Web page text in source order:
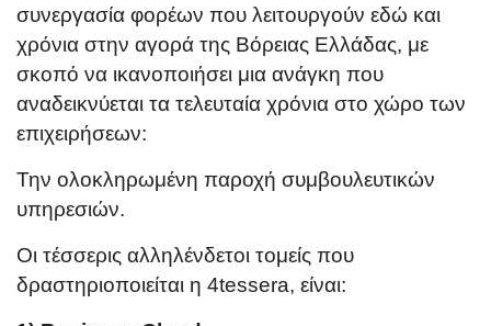
συνεργασία φορέων που λειτουργούν εδώ και
χρόνια στην αγορά της Βόρειας Ελλάδας, με
σκοπό να ικανοποιήσει μια ανάγκη που
αναδεικνύεται τα τελευταία χρόνια στο χώρο των
επιχειρήσεων:
Την ολοκληρωμένη παροχή συμβουλευτικών
υπηρεσιών.
Οι τέσσερις αλληλένδετοι τομείς που
δραστηριοποιείται η 4tessera, είναι: